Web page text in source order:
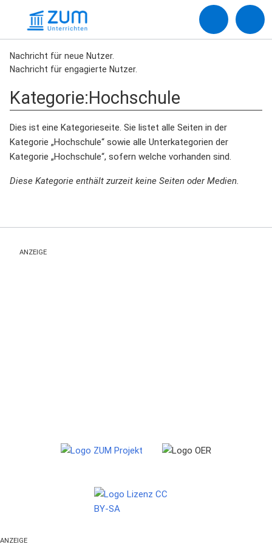
Nachricht für neue Nutzer.
Nachricht für engagierte Nutzer.
Kategorie:Hochschule
Dies ist eine Kategorieseite. Sie listet alle Seiten in der
Kategorie „Hochschule“ sowie alle Unterkategorien der
Kategorie „Hochschule“, sofern welche vorhanden sind.
Diese Kategorie enthält zurzeit keine Seiten oder Medien.
ANZEIGE
ANZEIGE